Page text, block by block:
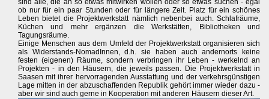
sind alle, die an so etwas mitwirken wollen oder so etwas suchen - egal
ob nur für ein paar Stunden oder für längere Zeit. Platz für ein schönes
Leben bietet die Projektwerkstatt nämlich nebenbei auch. Schlafräume,
Küchen und mehr ergänzen die Werkstätten, Bibliotheken und
Tagungsräume.
Einige Menschen aus dem Umfeld der Projektwerkstatt organisieren sich
als Widerstands-NomadInnen, d.h. sie haben auch andernorts keine
festen (eigenen) Räume, sondern verbringen ihr Leben - werkelnd an
Projekten - in den Häusern, die jeweils passen. Die Projektwerkstatt in
Saasen mit ihrer hervorragenden Ausstattung und der verkehrsgünstigen
Lage mitten in der abzuschaffenden Republik gehört immer wieder dazu -
aber wir sind auch gerne in Kooperation mit anderen Häusern dieser Art.